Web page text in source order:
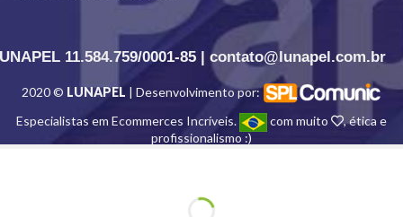
11.584.759/0001-85 | contato@lunapel.com.br
2020 © LUNAPEL | Desenvolvimento por:
Especialistas em Ecommerces Incríveis.
com muito
, ética e
profissionalismo :)